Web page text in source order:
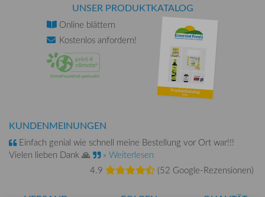
UNSER PRODUKTKATALOG
Online blättern
Kostenlos anfordern!
KUNDENMEINUNGEN
Einfach genial wie schnell meine Bestellung vor Ort war!!!
Vielen lieben Dank 🙏
» Weiterlesen
4.9
(52 Google-Rezensionen)